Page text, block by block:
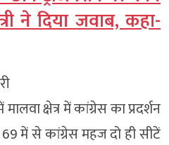
ने दिया जवाब, कहा-
क्षेत्र में कांग्रेस का प्रदर्शन
69 में से कांग्रेस महज दो ही सीटें